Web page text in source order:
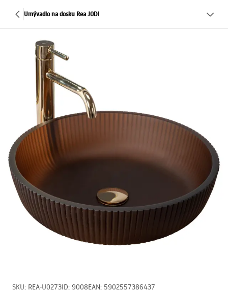
Umývadlo na dosku Rea JODI
SKU: REA-U0273ID: 9008EAN: 5902557386437